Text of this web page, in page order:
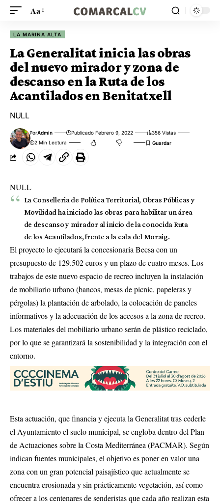
Aa
LA MARINA ALTA
La Generalitat inicia las obras
del nuevo mirador y zona de
descanso en la Ruta de los
Acantilados en Benitatxell
NULL
PorAdmin Publicado Febrero 9, 2022
356 Vistas
2 Min Lectura
NULL
La Conselleria de Política Territorial, Obras Públicas y
Movilidad ha iniciado las obras para habilitar un área
de descanso y mirador al inicio de la conocida Ruta
de los Acantilados, frente a la cala del Moraig.
El proyecto lo ejecutará la concesionaria Becsa con un
presupuesto de 129.502 euros y un plazo de cuatro meses. Los
trabajos de este nuevo espacio de recreo incluyen la instalación
de mobiliario urbano (bancos, mesas de picnic, papeleras y
pérgolas) la plantación de arbolado, la colocación de paneles
informativos y la adecuación de los accesos a la zona de recreo.
Los materiales del mobiliario urbano serán de plástico reciclado,
por lo que se garantizará la sostenibilidad y la integración con el
entorno.
Esta actuación, que financia y ejecuta la Generalitat tras cederle
el Ayuntamiento el suelo municipal, se engloba dentro del Plan
de Actuaciones sobre la Costa Mediterránea (PACMAR). Según
indican fuentes municipales, el objetivo es poner en valor una
zona con un gran potencial paisajístico que actualmente se
encuentra erosionada y sin prácticamente vegetación, así como
ofrecer a los centenares de senderistas que cada año realizan esta